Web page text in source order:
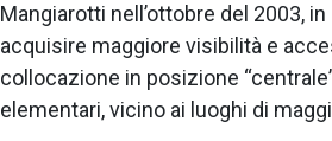
Mangiarotti nell’ottobre del 2003,
acquisire maggiore visibilità e
collocazione in posizione
elementari, vicino ai luoghi di